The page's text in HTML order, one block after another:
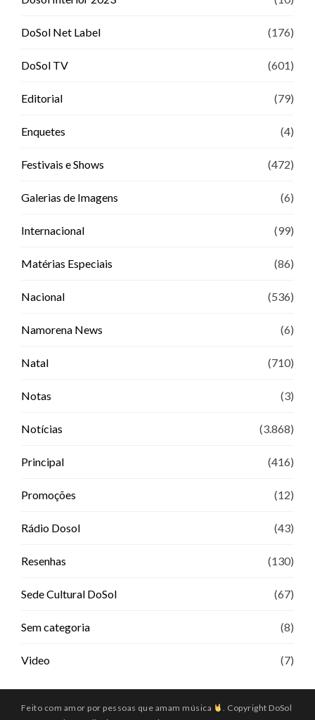
DoSol Net Label (176)
DoSol TV (601)
Editorial (79)
Enquetes (4)
Festivais e Shows (472)
Galerias de Imagens (6)
Internacional (99)
Matérias Especiais (86)
Nacional (536)
Namorena News (6)
Natal (710)
Notas (3)
Notícias (3.868)
Principal (416)
Promoções (12)
Rádio Dosol (43)
Resenhas (130)
Sede Cultural DoSol (67)
Sem categoria (8)
Video (7)
Feito com amor por pessoas que amam música
. Copyright DoSol